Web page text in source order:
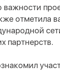
отметила
партнерств.